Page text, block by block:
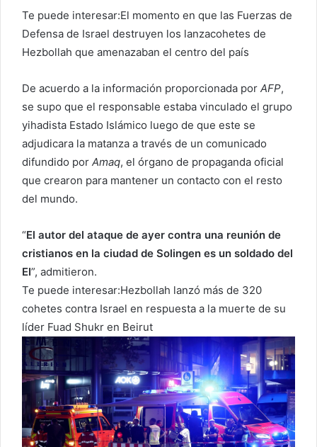
Te puede interesar:El momento en que las Fuerzas de
Defensa de Israel destruyen los lanzacohetes de
Hezbollah que amenazaban el centro del país
De acuerdo a la información proporcionada por AFP,
se supo que el responsable estaba vinculado el grupo
yihadista Estado Islámico luego de que este se
adjudicara la matanza a través de un comunicado
difundido por Amaq, el órgano de propaganda oficial
que crearon para mantener un contacto con el resto
del mundo.
“El autor del ataque de ayer contra una reunión de
cristianos en la ciudad de Solingen es un soldado del
EI”, admitieron.
Te puede interesar:Hezbollah lanzó más de 320
cohetes contra Israel en respuesta a la muerte de su
líder Fuad Shukr en Beirut